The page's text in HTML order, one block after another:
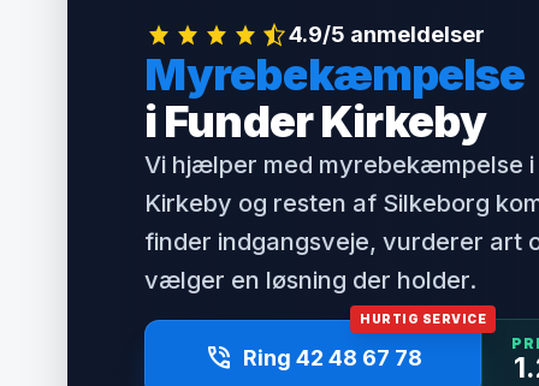
4.9/5 anmeldelser
Myrebekæmpelse
i Funder Kirkeby
Vi hjælper med myrebekæmpelse i
Kirkeby og resten af Silkeborg
finder indgangsveje, vurderer art
vælger en løsning der holder.
HURTIG SERVICE
phone_in_talk Ring 42 48 67 78